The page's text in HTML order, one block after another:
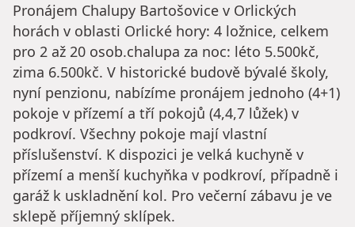
Pronájem Chalupy Bartošovice v Orlických
horách v oblasti Orlické hory: 4 ložnice, celkem
pro 2 až 20 osob.chalupa za noc: léto 5.500kč,
zima 6.500kč. V historické budově bývalé školy,
nyní penzionu, nabízíme pronájem jednoho (4+1)
pokoje v přízemí a tří pokojů (4,4,7 lůžek) v
podkroví. Všechny pokoje mají vlastní
příslušenství. K dispozici je velká kuchyně v
přízemí a menší kuchyňka v podkroví, případně i
garáž k uskladnění kol. Pro večerní zábavu je ve
sklepě příjemný sklípek.